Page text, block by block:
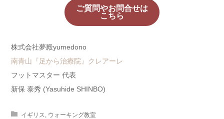
ご質問やお問合せは
こちら
株式会社夢殿yumedono
南青山『足から治療院』クレアーレ
フットマスター 代表
新保 泰秀 (Yasuhide SHINBO)
イギリス, ウォーキング教室